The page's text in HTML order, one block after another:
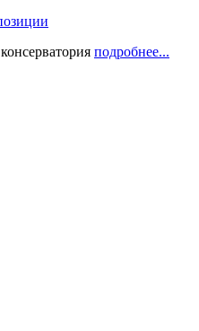
подробнее...